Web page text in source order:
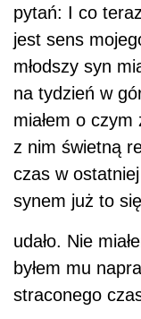
pytań: I co
jest sens
młodszy syn
na tydzień w
miałem o
z nim świetną
czas w
synem już to
udało. Nie
byłem mu
straconego